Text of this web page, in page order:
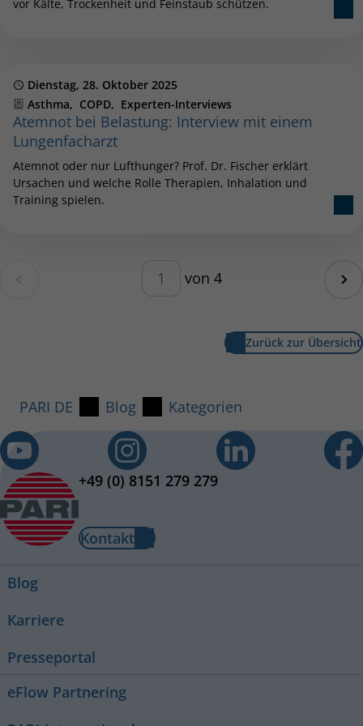
vor Kälte, Trockenheit und Feinstaub schützen.
Publiziert
Dienstag, 28. Oktober 2025
Kategorien
Asthma COPD Experten-Interviews
Atemnot bei Belastung: Interview mit einem
Lungenfacharzt
Atemnot oder nur Lufthunger? Prof. Dr. Fischer erklärt
Ursachen und welche Rolle Therapien, Inhalation und
Training spielen.
Blätterfunktion – geben Sie
von 4
Zurück zur Übersicht
PARI DE Blog Kategorien
+49 (0) 8151 279 279
Kontakt
Blog
Karriere
Presseportal
eFlow Partnering